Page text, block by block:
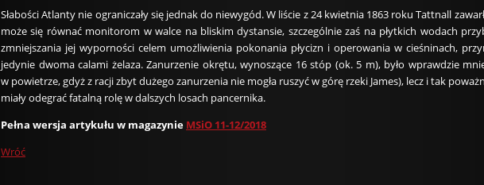
Słabości Atlanty nie ograniczały się jednak do niewygód. W liście z 24 kwietnia 1863 roku Tattnall
może się równać monitorom w walce na bliskim dystansie, szczególnie zaś na płytkich wodach
zmniejszania jej wyporności celem umożliwienia pokonania płycizn i operowania w cieśninach,
jedynie dwoma calami żelaza. Zanurzenie okrętu, wynoszące 16 stóp (ok. 5 m), było wprawdzie
w powietrze, gdyż z racji zbyt dużego zanurzenia nie mogła ruszyć w górę rzeki James), lecz i tak
miały odegrać fatalną rolę w dalszych losach pancernika.
Pełna wersja artykułu w magazynie MSiO 11-12/2018
Wróć